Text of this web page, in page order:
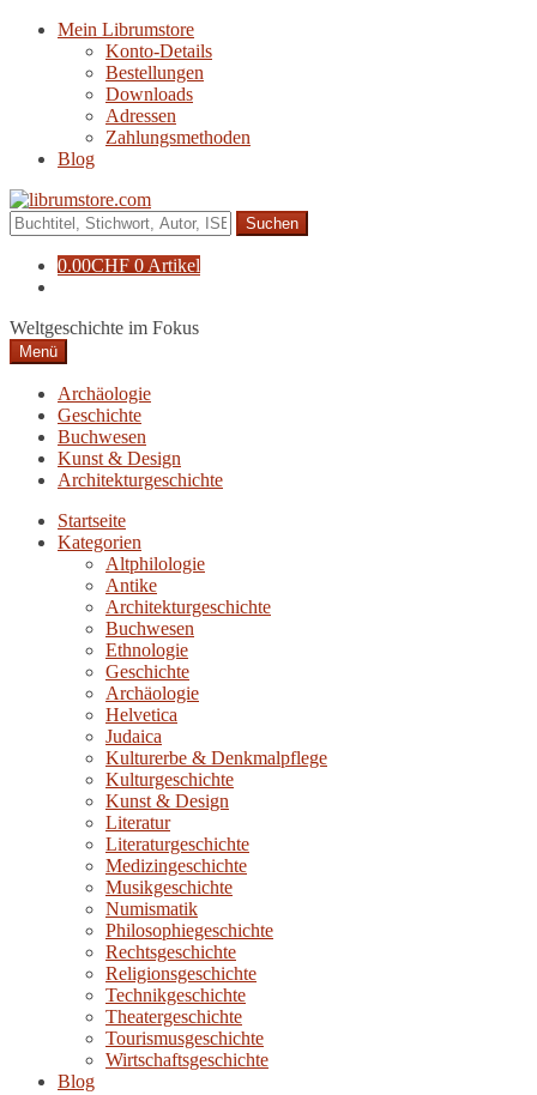
Navigation
Zum
Mein Librumstore
Konto-Details
Bestellungen
Downloads
Adressen
Zahlungsmethoden
Blog
Suche
nach:
0.00CHF 0 Artikel
Weltgeschichte im Fokus
Menü
Archäologie
Geschichte
Buchwesen
Kunst & Design
Architekturgeschichte
Startseite
Kategorien
Altphilologie
Antike
Architekturgeschichte
Buchwesen
Ethnologie
Geschichte
Archäologie
Helvetica
Judaica
Kulturerbe & Denkmalpflege
Kulturgeschichte
Kunst & Design
Literatur
Literaturgeschichte
Medizingeschichte
Musikgeschichte
Numismatik
Philosophiegeschichte
Rechtsgeschichte
Religionsgeschichte
Technikgeschichte
Theatergeschichte
Tourismusgeschichte
Wirtschaftsgeschichte
Blog